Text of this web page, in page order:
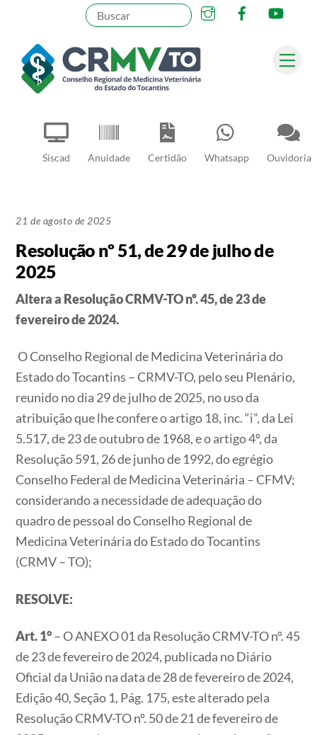
content
Siscad Anuidade Certidão Whatsapp Ouvidoria
InstagramFacebook
Pesquisar
21 de agosto de 2025
Resolução nº 51, de 29 de julho de
2025
Altera a Resolução CRMV-TO nº. 45, de 23 de
fevereiro de 2024.
O Conselho Regional de Medicina Veterinária do
Estado do Tocantins – CRMV-TO, pelo seu Plenário,
reunido no dia 29 de julho de 2025, no uso da
atribuição que lhe confere o artigo 18, inc. “i”, da Lei
5.517, de 23 de outubro de 1968, e o artigo 4º, da
Resolução 591, 26 de junho de 1992, do egrégio
Conselho Federal de Medicina Veterinária – CFMV;
considerando a necessidade de adequação do
quadro de pessoal do Conselho Regional de
Medicina Veterinária do Estado do Tocantins
(CRMV – TO);
RESOLVE:
Art. 1°– O ANEXO 01 da Resolução CRMV-TO nº. 45
de 23 de fevereiro de 2024, publicada no Diário
Oficial da União na data de 28 de fevereiro de 2024,
Edição 40, Seção 1, Pág. 175, este alterado pela
Resolução CRMV-TO nº. 50 de 21 de fevereiro de